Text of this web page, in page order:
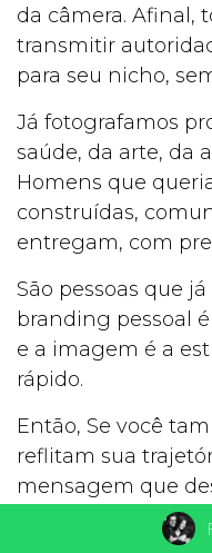
da câmera. Afinal,
transmitir
para seu nicho,
Já fotografamos
saúde, da arte, da
Homens que
construídas,
entregam, com
São pessoas que
branding pessoal
e a imagem é a
rápido.
Então, Se você
reflitam sua
mensagem que
ser o momento
esperar para